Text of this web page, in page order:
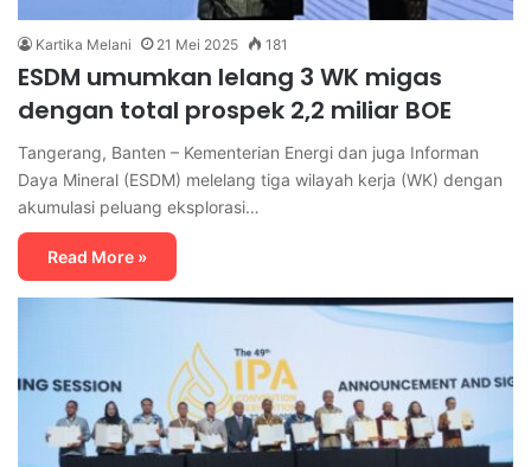
Kartika Melani 21 Mei 2025 181
ESDM umumkan lelang 3 WK migas
dengan total prospek 2,2 miliar BOE
Tangerang, Banten – Kementerian Energi dan juga Informan
Daya Mineral (ESDM) melelang tiga wilayah kerja (WK) dengan
akumulasi peluang eksplorasi…
Read More »